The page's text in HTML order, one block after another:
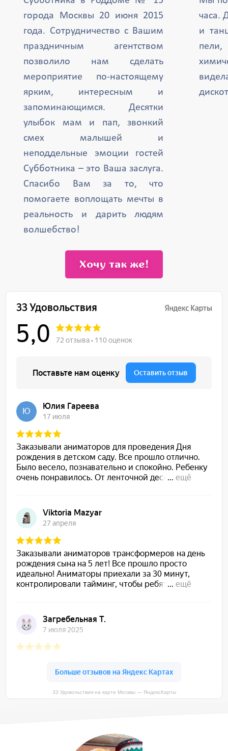
города Москвы 20 июня 2015
года. Сотрудничество с Вашим
праздничным агентством
позволило нам сделать
мероприятие по-настоящему
ярким, интересным и
запоминающимся. Десятки
улыбок мам и пап, звонкий
смех малышей и
неподдельные эмоции гостей
Субботника – это Ваша заслуга.
Спасибо Вам за то, что
помогаете воплощать мечты в
реальность и дарить людям
волшебство!
часа.
и
Хочу так же!
33 Удовольствия на карте Москвы — ЯндексКарты